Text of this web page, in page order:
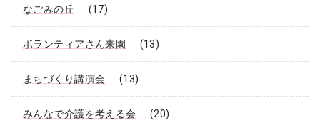
なごみの丘 (17)
ボランティアさん来園 (13)
まちづくり講演会 (13)
みんなで介護を考える会 (20)